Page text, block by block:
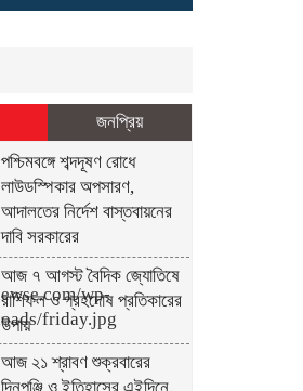
জনপ্রিয়
পশ্চিমবঙ্গে শব্দদূষণ রোধে
লাউডস্পিকার অপসারণ,
আদালতের নির্দেশ বাস্তবায়নের
দাবি সরকারের
আজ ৭ আগস্ট বৈদিক জ্যোতিষে
রাশিফল ও গ্রহদোষ প্রতিকারের
উপায়
আজ ২১ শ্রাবণ শুক্রবারের